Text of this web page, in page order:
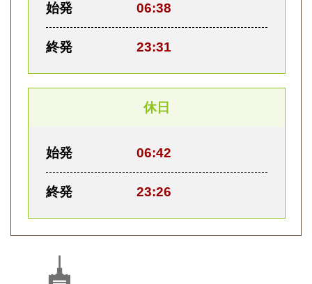
始発 06:38
終発 23:31
休日
始発 06:42
終発 23:26